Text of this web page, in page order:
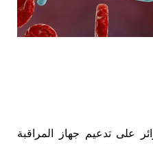
على تدعيم جهاز المراقبة